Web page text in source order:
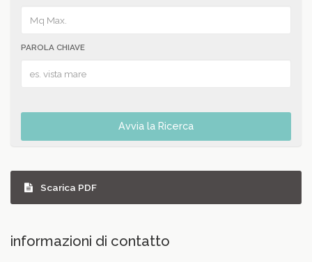
PAROLA CHIAVE
Avvia la Ricerca
Scarica PDF
informazioni di contatto